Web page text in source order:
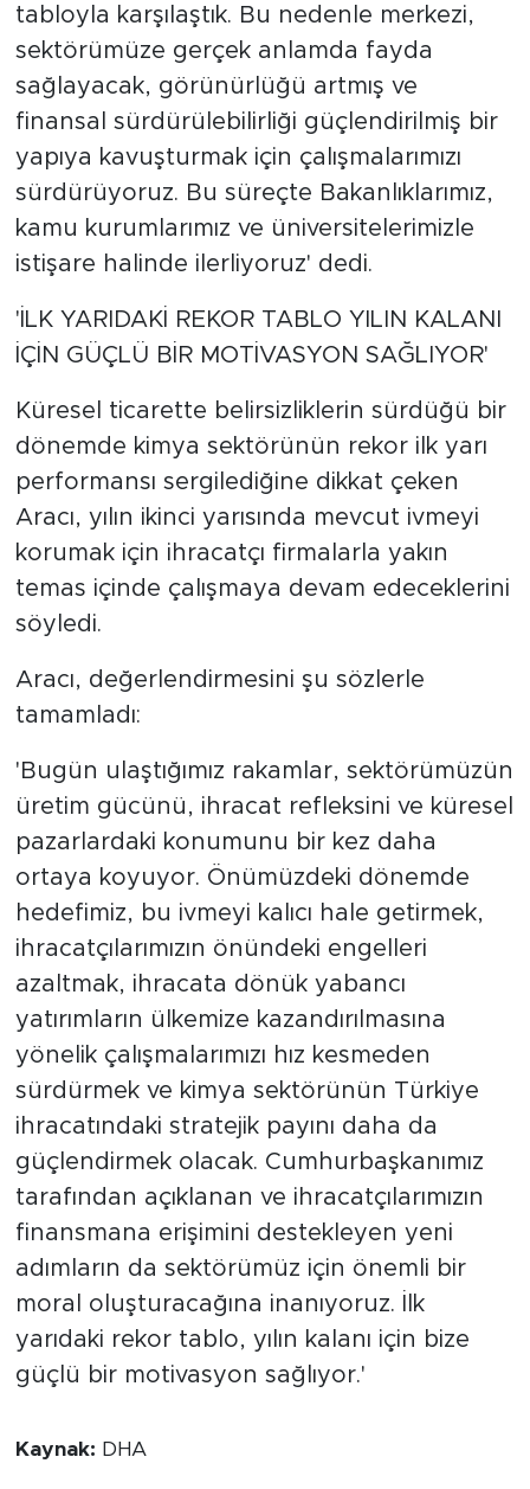
tabloyla karşılaştık. Bu nedenle merkezi,
sektörümüze gerçek anlamda fayda
sağlayacak, görünürlüğü artmış ve
finansal sürdürülebilirliği güçlendirilmiş bir
yapıya kavuşturmak için çalışmalarımızı
sürdürüyoruz. Bu süreçte Bakanlıklarımız,
kamu kurumlarımız ve üniversitelerimizle
istişare halinde ilerliyoruz' dedi.
'İLK YARIDAKİ REKOR TABLO YILIN KALANI
İÇİN GÜÇLÜ BİR MOTİVASYON SAĞLIYOR'
Küresel ticarette belirsizliklerin sürdüğü bir
dönemde kimya sektörünün rekor ilk yarı
performansı sergilediğine dikkat çeken
Aracı, yılın ikinci yarısında mevcut ivmeyi
korumak için ihracatçı firmalarla yakın
temas içinde çalışmaya devam edeceklerini
söyledi.
Aracı, değerlendirmesini şu sözlerle
tamamladı:
'Bugün ulaştığımız rakamlar, sektörümüzün
üretim gücünü, ihracat refleksini ve küresel
pazarlardaki konumunu bir kez daha
ortaya koyuyor. Önümüzdeki dönemde
hedefimiz, bu ivmeyi kalıcı hale getirmek,
ihracatçılarımızın önündeki engelleri
azaltmak, ihracata dönük yabancı
yatırımların ülkemize kazandırılmasına
yönelik çalışmalarımızı hız kesmeden
sürdürmek ve kimya sektörünün Türkiye
ihracatındaki stratejik payını daha da
güçlendirmek olacak. Cumhurbaşkanımız
tarafından açıklanan ve ihracatçılarımızın
finansmana erişimini destekleyen yeni
adımların da sektörümüz için önemli bir
moral oluşturacağına inanıyoruz. İlk
yarıdaki rekor tablo, yılın kalanı için bize
güçlü bir motivasyon sağlıyor.'
Kaynak: DHA